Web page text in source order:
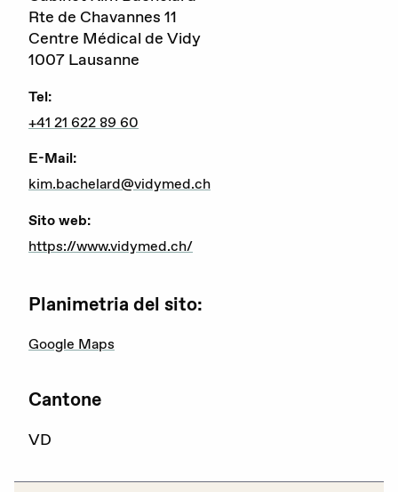
Gravidanza (voluta / non voluta)
Educazione sessuale
Diritti sessuali
Politica
Standards di qualità
Advocacy
Newsletter
Rte de Chavannes 11
Centre Médical de Vidy
1007 Lausanne
Tel:
+41 21 622 89 60
E-Mail:
kim.bachelard@vidymed.ch
Sito web:
https://www.vidymed.ch/
Planimetria del sito:
Google Maps
Cantone
VD